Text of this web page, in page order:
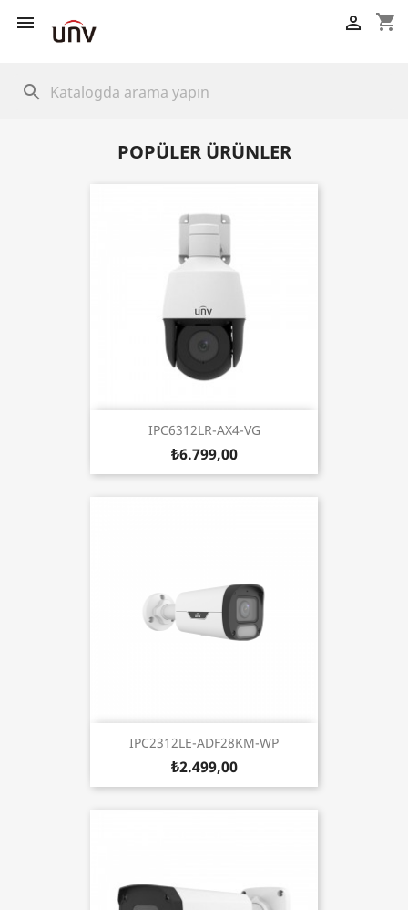
 shopping_cart

search
POPÜLER ÜRÜNLER
IPC6312LR-AX4-VG
₺6.799,00
IPC2312LE-ADF28KM-WP
₺2.499,00